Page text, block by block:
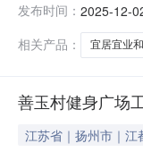
主要标的
232212
发布时间： 2025-12-
相关产品：
宜居宜业
善玉村健身广场
江苏省｜扬州市｜江